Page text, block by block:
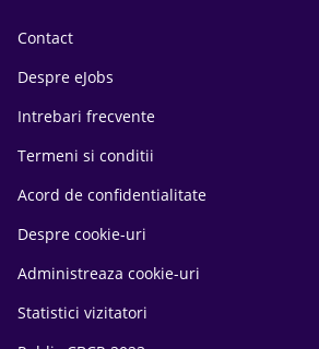
Contact
Despre eJobs
Intrebari frecvente
Termeni si conditii
Acord de confidentialitate
Despre cookie-uri
Administreaza cookie-uri
Statistici vizitatori